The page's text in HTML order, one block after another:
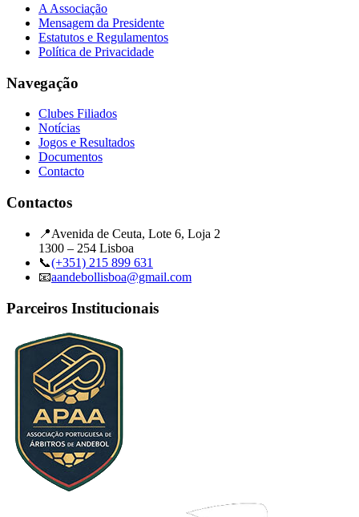
A Associação
Mensagem da Presidente
Estatutos e Regulamentos
Política de Privacidade
Navegação
Clubes Filiados
Notícias
Jogos e Resultados
Documentos
Contacto
Contactos
📍Avenida de Ceuta, Lote 6, Loja 2
1300 – 254 Lisboa
📞(+351) 215 899 631
📧aandebollisboa@gmail.com
Parceiros Institucionais